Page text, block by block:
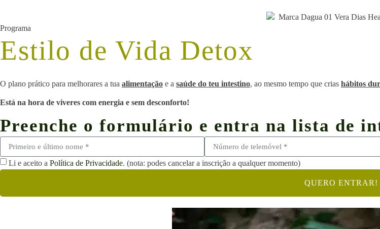
Programa
Estilo de Vida Detox
O plano prático para melhorares a tua alimentação e a saúde do teu intestino, ao mesmo tempo que crias hábitos
Está na hora de viveres com energia e sem desconforto!
Preenche o formulário e entra na lista de
Li e aceito a Política de Privacidade. (nota: podes cancelar a inscrição a qualquer momento)
QUERO ENTRAR!